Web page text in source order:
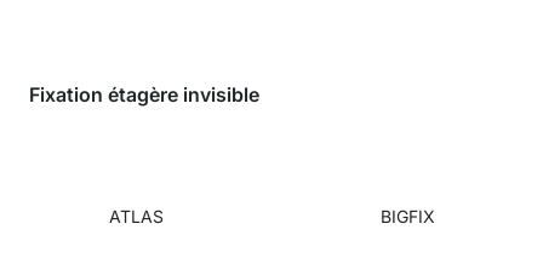
Fixation étagère invisible
ATLAS BIGFIX